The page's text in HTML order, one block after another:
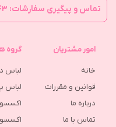
تماس و پیگیری سفارشات: ۶۲۷۳۶۴۳-۰۹۱۹
امور مشتریان
خانه
قوانین و مقررات
درباره ما
تماس با ما
گروه
لباس
لباس